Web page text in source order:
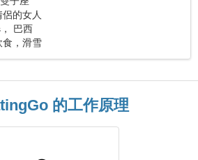
的女人
巴西
食，滑雪
的工作原理